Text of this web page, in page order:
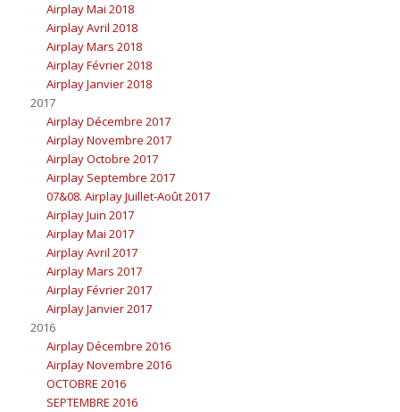
Airplay Mai 2018
Airplay Avril 2018
Airplay Mars 2018
Airplay Février 2018
Airplay Janvier 2018
2017
Airplay Décembre 2017
Airplay Novembre 2017
Airplay Octobre 2017
Airplay Septembre 2017
07&08. Airplay Juillet-Août 2017
Airplay Juin 2017
Airplay Mai 2017
Airplay Avril 2017
Airplay Mars 2017
Airplay Février 2017
Airplay Janvier 2017
2016
Airplay Décembre 2016
Airplay Novembre 2016
OCTOBRE 2016
SEPTEMBRE 2016